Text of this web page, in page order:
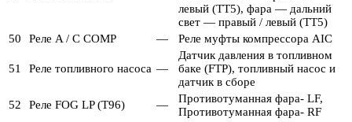
левый (TT5), фара — дальний
свет — правый / левый (TT5)
50
Реле A / C COMP — Реле муфты компрессора AIC
51 Реле топливного насоса —
Датчик давления в топливном
баке (FTP), топливный насос и
датчик в сборе
52
Реле FOG LP (T96) —
Противотуманная фара- LF,
Противотуманная фара- RF